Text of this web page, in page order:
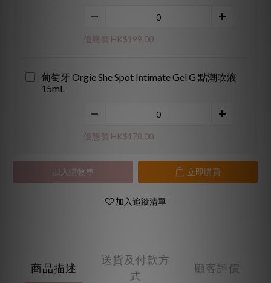
優惠價 HK$199.00
葡萄牙 Orgie She Spot Intimate Gel G 點潮吹液
15mL
優惠價 HK$178.00
加入購物車 立即購買
加入追蹤清單
商品描述
送貨及付款方
式
顧客評價